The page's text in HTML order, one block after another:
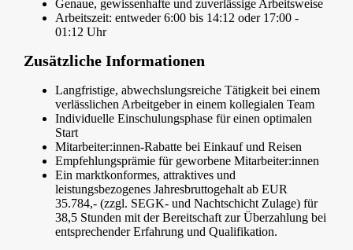
Genaue, gewissenhafte und zuverlässige Arbeitsweise
Arbeitszeit: entweder 6:00 bis 14:12 oder 17:00 -
01:12 Uhr
Zusätzliche Informationen
Langfristige, abwechslungsreiche Tätigkeit bei einem
verlässlichen Arbeitgeber in einem kollegialen Team
Individuelle Einschulungsphase für einen optimalen
Start
Mitarbeiter:innen-Rabatte bei Einkauf und Reisen
Empfehlungsprämie für geworbene Mitarbeiter:innen
Ein marktkonformes, attraktives und
leistungsbezogenes Jahresbruttogehalt ab EUR
35.784,- (zzgl. SEGK- und Nachtschicht Zulage) für
38,5 Stunden mit der Bereitschaft zur Überzahlung bei
entsprechender Erfahrung und Qualifikation.